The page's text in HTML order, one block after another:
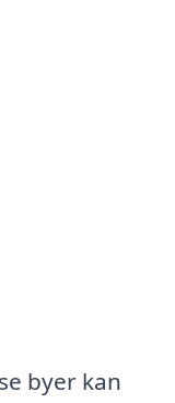
byer kan